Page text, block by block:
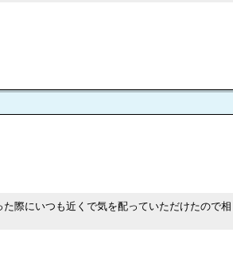
際にいつも近くで気を配っていただけたので相